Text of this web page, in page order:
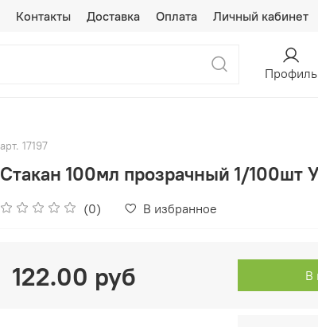
Контакты Доставка Оплата Личный кабинет
Профиль
арт. 17197
Стакан 100мл прозрачный 1/100шт
(0) В избранное
122.00 руб В